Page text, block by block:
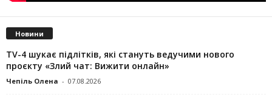
Новини
TV-4 шукає підлітків, які стануть ведучими нового
проєкту «Злий чат: Вижити онлайн»
Чепіль Олена - 07.08.2026